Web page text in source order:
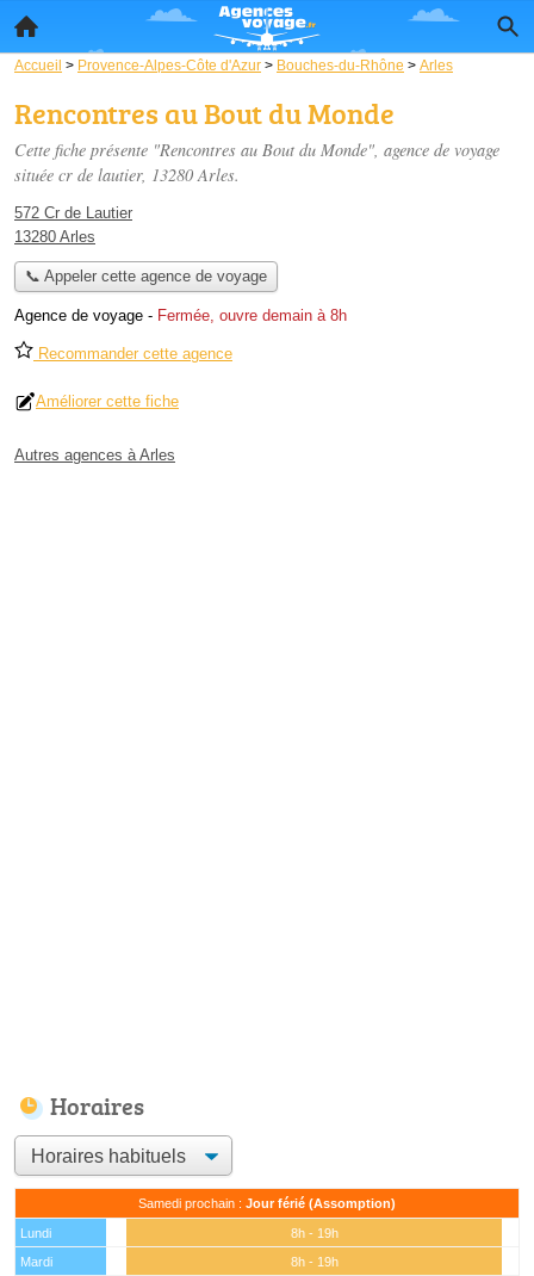
Accueil > Provence-Alpes-Côte d'Azur > Bouches-du-Rhône > Arles
Rencontres au Bout du Monde
Cette fiche présente "Rencontres au Bout du Monde", agence de voyage
située cr de lautier, 13280 Arles.
572 Cr de Lautier
13280 Arles
📞 Appeler cette agence de voyage
Agence de voyage - Fermée, ouvre demain à 8h
Recommander cette agence
Améliorer cette fiche
Autres agences à Arles
Horaires
Samedi prochain : Jour férié (Assomption)
Lundi
8h - 19h
Mardi
8h - 19h